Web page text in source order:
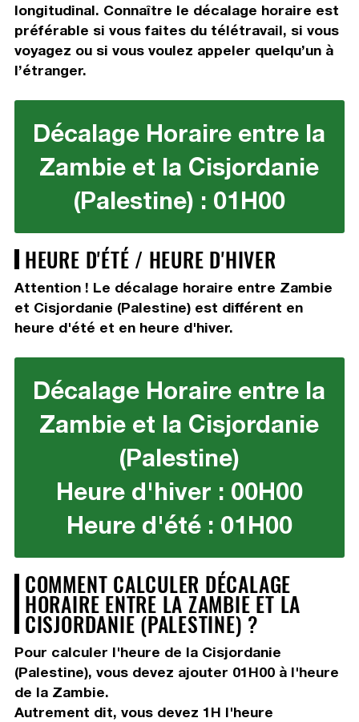
longitudinal. Connaître le décalage horaire est
préférable si vous faites du télétravail, si vous
voyagez ou si vous voulez appeler quelqu’un à
l’étranger.
Décalage Horaire entre la
Zambie et la Cisjordanie
(Palestine) : 01H00
HEURE D'ÉTÉ / HEURE D'HIVER
Attention ! Le décalage horaire entre Zambie
et Cisjordanie (Palestine) est différent en
heure d'été et en heure d'hiver.
Décalage Horaire entre la
Zambie et la Cisjordanie
(Palestine)
Heure d'hiver : 00H00
Heure d'été : 01H00
COMMENT CALCULER DÉCALAGE
HORAIRE ENTRE LA ZAMBIE ET LA
CISJORDANIE (PALESTINE) ?
Pour calculer l'heure de la Cisjordanie
(Palestine), vous devez ajouter 01H00à l'heure
de la Zambie.
Autrement dit, vous devez 1H l'heure